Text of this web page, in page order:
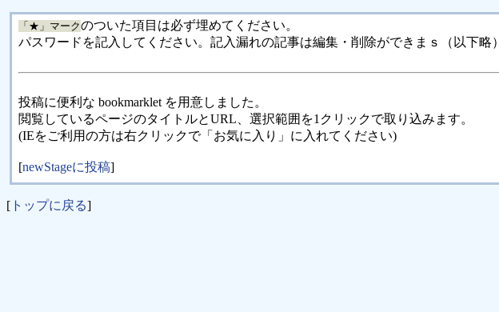
「★」マークのついた項目は必ず埋めてください。
パスワードを記入してください。記入漏れの記事は編集・削除ができまｓ（以下略）
投稿に便利な bookmarklet を用意しました。
閲覧しているページのタイトルとURL、選択範囲を1クリックで取り込みます。
(IEをご利用の方は右クリックで「お気に入り」に入れてください)
[newStageに投稿]
[ トップに戻る]